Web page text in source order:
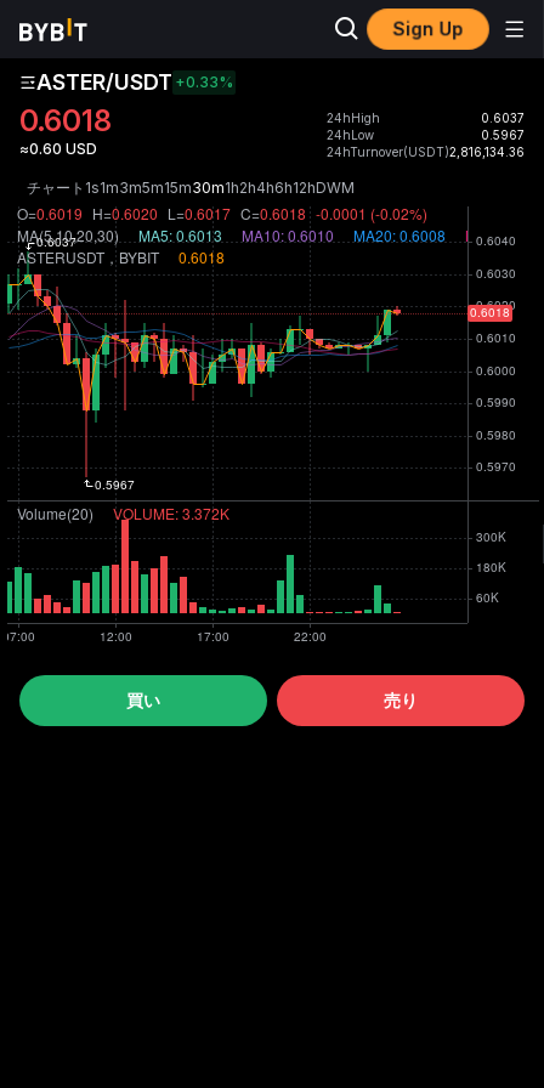
Sign Up
ASTER/USDT +0.33%
0.6018
≈0.60 USD
24hHigh
0.6037
24hLow
0.5967
24hTurnover(USDT)2,816,134.36
チャート 1s1m3m5m15m30m1h2h4h6h12hDWM
買い 売り